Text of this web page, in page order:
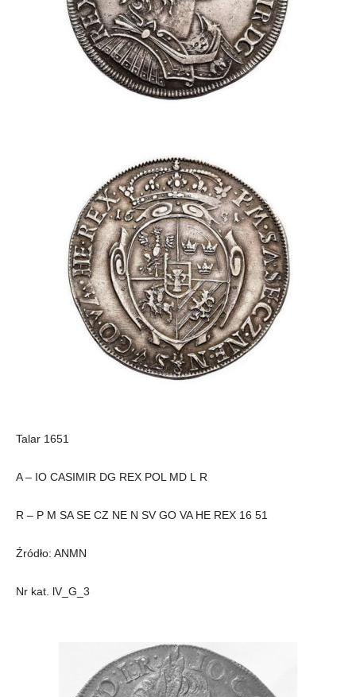
Talar 1651
A – IO CASIMIR DG REX POL MD L R
R – P M SA SE CZ NE N SV GO VA HE REX 16 51
Źródło: ANMN
Nr kat. lV_G_3